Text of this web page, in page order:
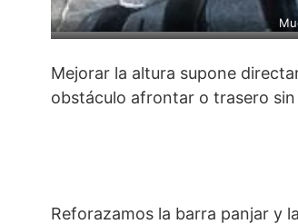
Mejorar la altura supone
obstáculo afrontar o trasero
Reforazamos la barra panjar y